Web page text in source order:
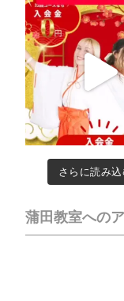
さらに読み
蒲田教室への